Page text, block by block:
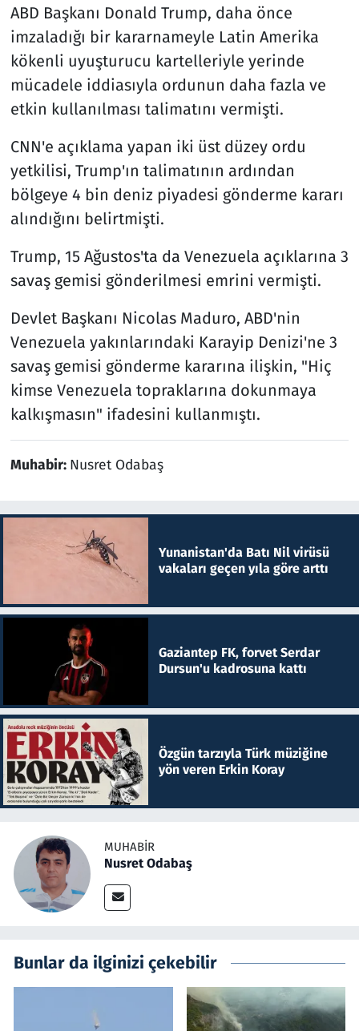
ABD Başkanı Donald Trump, daha önce
imzaladığı bir kararnameyle Latin Amerika
kökenli uyuşturucu kartelleriyle yerinde
mücadele iddiasıyla ordunun daha fazla ve
etkin kullanılması talimatını vermişti.
CNN'e açıklama yapan iki üst düzey ordu
yetkilisi, Trump'ın talimatının ardından
bölgeye 4 bin deniz piyadesi gönderme kararı
alındığını belirtmişti.
Trump, 15 Ağustos'ta da Venezuela açıklarına 3
savaş gemisi gönderilmesi emrini vermişti.
Devlet Başkanı Nicolas Maduro, ABD'nin
Venezuela yakınlarındaki Karayip Denizi'ne 3
savaş gemisi gönderme kararına ilişkin, "Hiç
kimse Venezuela topraklarına dokunmaya
kalkışmasın" ifadesini kullanmıştı.
Muhabir: Nusret Odabaş
Yunanistan'da Batı Nil virüsü
vakaları geçen yıla göre arttı
Gaziantep FK, forvet Serdar
Dursun'u kadrosuna kattı
Özgün tarzıyla Türk müziğine
yön veren Erkin Koray
MUHABIR
Nusret Odabaş
Bunlar da ilginizi çekebilir